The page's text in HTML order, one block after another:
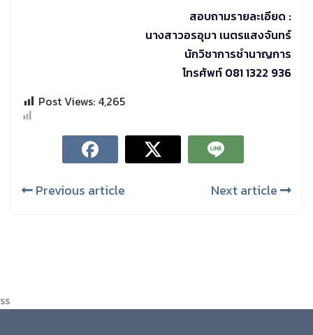
สอบถามรายละเอียด :
นางสาวอรอุมา เนตรแสงจันทร์
นักวิชาการชำนาญการ
โทรศัพท์ 081 1322 936
Post Views: 4,265
Previous article Next article
ss